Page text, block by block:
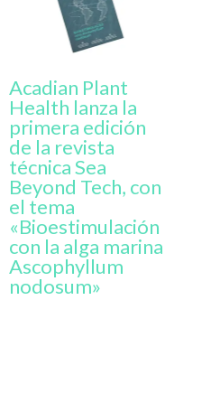
Acadian Plant
Health lanza la
primera edición
de la revista
técnica Sea
Beyond Tech, con
el tema
«Bioestimulación
con la alga marina
Ascophyllum
nodosum»